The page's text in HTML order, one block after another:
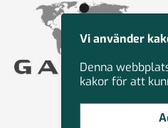
Vi använder
Denna
kakor för att